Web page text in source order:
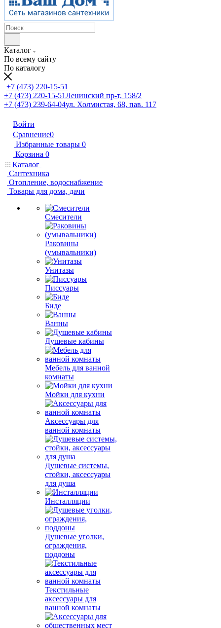
Каталог
По всему сайту
По каталогу
+7 (473) 220-15-51
+7 (473) 220-15-51Ленинский пр-т, 158/2
+7 (473) 239-64-04ул. Холмистая, 68, пав. 117
Войти
Сравнение0
Избранные товары 0
Корзина 0
Каталог
Сантехника
Отопление, водоснабжение
Товары для дома, дачи
Смесители
Раковины
(умывальники)
Унитазы
Писсуары
Биде
Ванны
Душевые кабины
Мебель для ванной
комнаты
Мойки для кухни
Аксессуары для
ванной комнаты
Душевые системы,
стойки, аксессуары
для душа
Инсталляции
Душевые уголки,
ограждения,
поддоны
Текстильные
аксессуары для
ванной комнаты